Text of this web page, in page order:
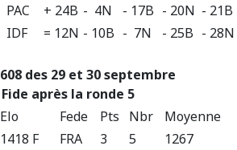
PAC + 24B - 4N - 17B - 20N - 21B
IDF = 12N - 10B - 7N - 25B - 28N
608 des 29 et 30 septembre
après la ronde 5
Elo Fede Pts Nbr Moyenne
1418 F FRA 3 5 1267